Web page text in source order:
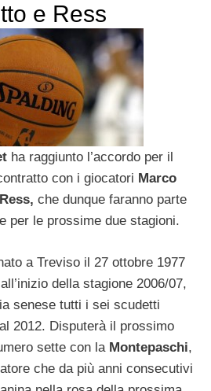
e Ress
ha raggiunto l’accordo per il
con i giocatori Marco
che dunque faranno parte
per le prossime due stagioni.
a Treviso il 27 ottobre 1977
della stagione 2006/07,
senese tutti i sei scudetti
2012. Disputerà il prossimo
sette con la Montepaschi,
che da più anni consecutivi